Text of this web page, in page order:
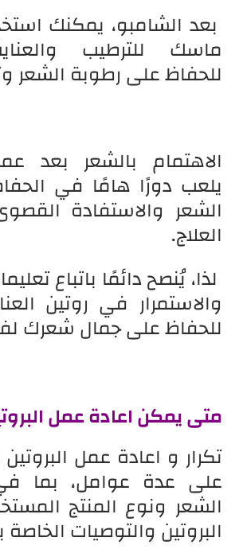
بعد الشامبو، يمكنك
ماسك للترطيب
للحفاظ على رطوبة الشعر
الاهتمام بالشعر بعد
يلعب دورًا هامًا في
الشعر والاستفادة
العلاج.
لذا، يُنصح دائمًا باتباع
والاستمرار في روتين
للحفاظ على جمال شعرك
متى يمكن اعادة عمل
تكرار و اعادة عمل
على عدة عوامل، بما
الشعر ونوع المنتج
البروتين والتوصيات